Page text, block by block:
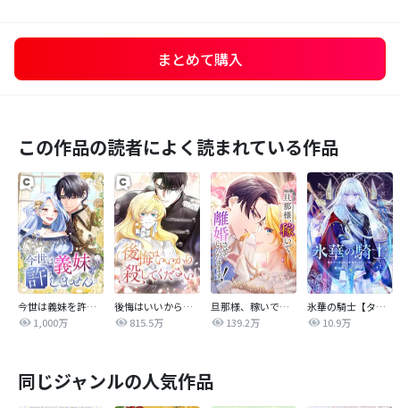
まとめて購入
この作品の読者によく読まれている作品
今世は義妹を許しません
1,000万
後悔はいいから殺してください
815.5万
旦那様、稼いで離婚させていただきます！
139.2万
氷華の騎士【タテヨミ】
10.9万
同じジャンルの人気作品